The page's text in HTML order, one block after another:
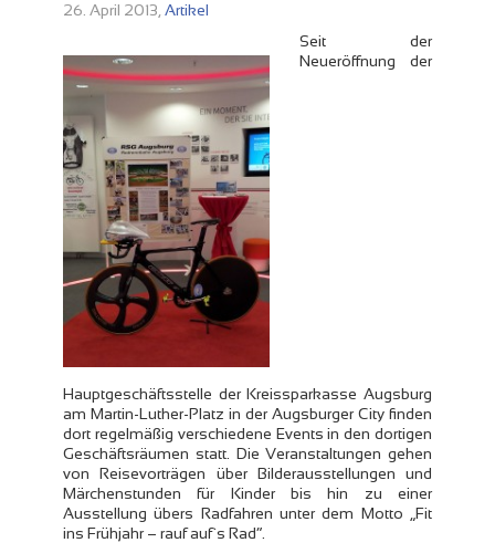
26. April 2013, Artikel
Seit der
Neueröffnung der
Hauptgeschäftsstelle der Kreissparkasse Augsburg
am Martin-Luther-Platz in der Augsburger City finden
dort regelmäßig verschiedene Events in den dortigen
Geschäftsräumen statt. Die Veranstaltungen gehen
von Reisevorträgen über Bilderausstellungen und
Märchenstunden für Kinder bis hin zu einer
Ausstellung übers Radfahren unter dem Motto „Fit
ins Frühjahr – rauf auf`s Rad“.